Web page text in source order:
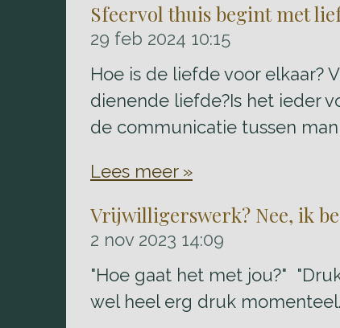
Sfeervol thuis begint met
29 feb 2024 10:15
Hoe is de liefde voor elkaar?
dienende liefde?Is het ieder
de communicatie tussen
Lees meer »
Vrijwilligerswerk? Nee, ik
2 nov 2023 14:09
"Hoe gaat het met jou?"
wel heel erg druk